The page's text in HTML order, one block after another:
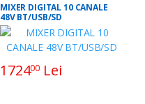
MIXER DIGITAL 10 CANALE
48V BT/USB/SD
172400 Lei